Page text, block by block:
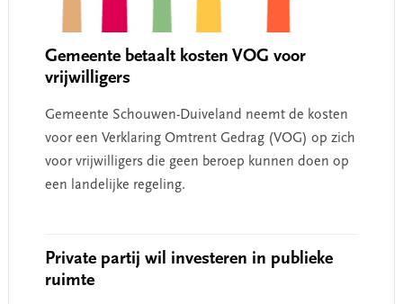
Gemeente betaalt kosten VOG voor
vrijwilligers
Gemeente Schouwen-Duiveland neemt de kosten
voor een Verklaring Omtrent Gedrag (VOG) op zich
voor vrijwilligers die geen beroep kunnen doen op
een landelijke regeling.
Private partij wil investeren in publieke
ruimte